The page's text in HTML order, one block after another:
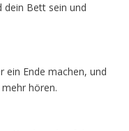
dein Bett sein und
ein Ende machen, und
hören.